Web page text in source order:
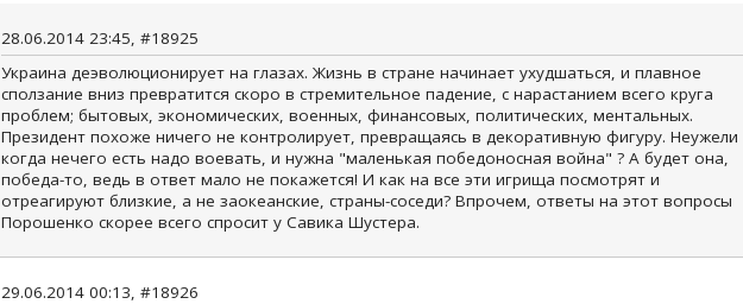
28.06.2014 23:45, #18925
Украина деэволюционирует на глазах. Жизнь в стране начинает ухудшаться, и плавное
сползание вниз превратится скоро в стремительное падение, с нарастанием всего круга
проблем; бытовых, экономических, военных, финансовых, политических, ментальных.
Президент похоже ничего не контролирует, превращаясь в декоративную фигуру. Неужели
когда нечего есть надо воевать, и нужна "маленькая победоносная война" ? А будет она,
победа-то, ведь в ответ мало не покажется! И как на все эти игрища посмотрят и
отреагируют близкие, а не заокеанские, страны-соседи? Впрочем, ответы на этот вопросы
Порошенко скорее всего спросит у Савика Шустера.
29.06.2014 00:13, #18926